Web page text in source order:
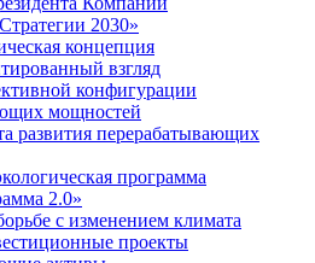
2030»
концепция
взгляд
конфигурации
мощностей
развития перерабатывающих
программа
2.0»
с изменением климата
проекты